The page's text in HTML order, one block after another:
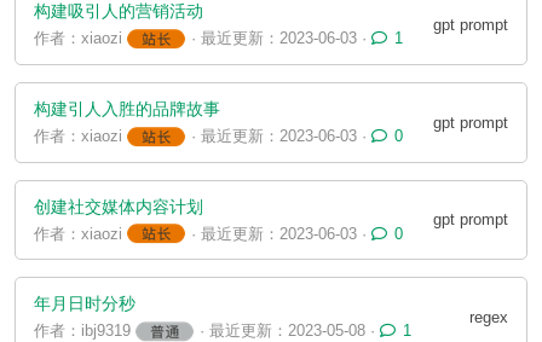
构建吸引人的营销活动
作者：xiaozi · 最近更新：2023-06-03 · 1
gpt prompt
构建引人入胜的品牌故事
作者：xiaozi · 最近更新：2023-06-03 · 0
gpt prompt
创建社交媒体内容计划
作者：xiaozi · 最近更新：2023-06-03 · 0
gpt prompt
年月日时分秒
作者：ibj9319 · 最近更新：2023-05-08 · 1
regex